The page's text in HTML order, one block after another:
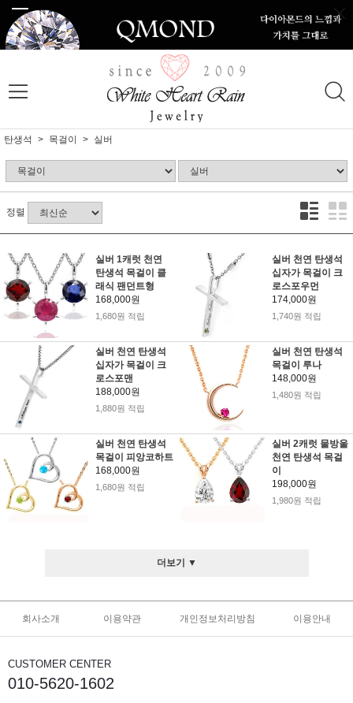
탄생석 목걸이 실버
정렬
실버 1캐럿 천연
탄생석 목걸이 클
래식 팬던트형
168,000원
1,680원 적립
실버 천연 탄생석
십자가 목걸이 크
로스포우먼
174,000원
1,740원 적립
실버 천연 탄생석
십자가 목걸이 크
로스포맨
188,000원
1,880원 적립
실버 천연 탄생석
목걸이 루나
148,000원
1,480원 적립
실버 천연 탄생석
목걸이 피앙코하트
168,000원
1,680원 적립
실버 2캐럿 물방울
천연 탄생석 목걸
이
198,000원
1,980원 적립
더보기 ▼
회사소개 이용약관 개인정보처리방침 이용안내
CUSTOMER CENTER
010-5620-1602